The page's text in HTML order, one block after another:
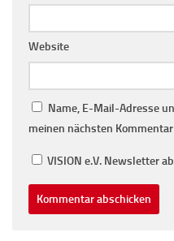
Website
Name, E-Mail-Adresse
meinen nächsten
VISION e.V. Newsletter